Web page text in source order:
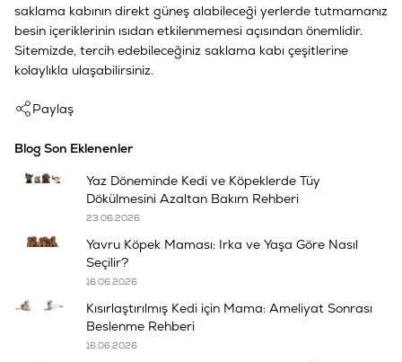
saklama kabının direkt güneş alabileceği yerlerde tutmamanız
besin içeriklerinin ısıdan etkilenmemesi açısından önemlidir.
Sitemizde, tercih edebileceğiniz saklama kabı çeşitlerine
kolaylıkla ulaşabilirsiniz.
Paylaş
Blog Son Eklenenler
Yaz Döneminde Kedi ve Köpeklerde Tüy
Dökülmesini Azaltan Bakım Rehberi
23.06.2026
Yavru Köpek Maması: Irka ve Yaşa Göre Nasıl
Seçilir?
16.06.2026
Kısırlaştırılmış Kedi için Mama: Ameliyat Sonrası
Beslenme Rehberi
16.06.2026